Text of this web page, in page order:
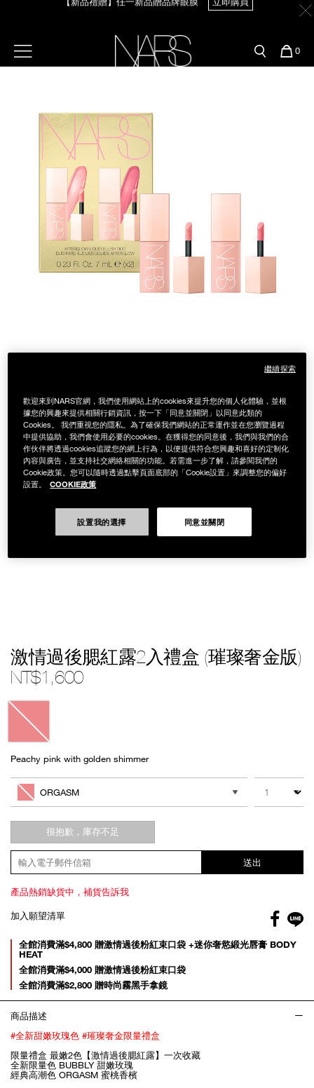
【8.6-8.9 限定】全館最高享14%回饋 立即購買
【8/3-8/10限定】限時輸碼贈迷你腮紅露
新客首購輸＜WELCOME＞享9折
選單"
您
0
預約金曲獎妝容
官網獨家組合
水光頰彩系列
試用送到家
新客專屬優惠
舊客回購禮遇
彩盤及禮盒組
彩妝專欄
專業彩妝學院
/zh/
No.
999NAC0000229
激情過後腮紅露2入禮盒 (璀璨奢金版)
NT$1,600
Variations
Peachy pink with golden shimmer
to
cart
options
Product
Actions
其他色系
ORGASM
數量
很抱歉，庫存不足
送出
產品熱銷缺貨中，補貨告訴我
加入願望清單
Promotions
全館消費滿$4,800 贈激情過後粉紅束口袋 +迷你奢慾緞光唇膏 BODY
HEAT
全館消費滿$4,000 贈激情過後粉紅束口袋
全館消費滿$2,800 贈時尚霧黑手拿鏡
商品描述
#全新甜嫩玫瑰色 #璀璨奢金限量禮盒
限量禮盒 最嫩2色【激情過後腮紅露】一次收藏
全新限量色 BUBBLY 甜嫩玫瑰
經典高潮色 ORGASM 蜜桃香檳
歡迎來到NARS官網，我們使用網站上的cookies來提升您的個人化體驗，並根
據您的興趣來提供相關行銷資訊，按一下「同意並關閉」以同意此類的
Cookies。 我們重視您的隱私。為了確保我們網站的正常運作並在您瀏覽過程
中提供協助，我們會使用必要的cookies。在獲得您的同意後，我們與我們的合
作伙伴將透過cookies追蹤您的網上行為，以便提供符合您興趣和喜好的定制化
內容與廣告，並支持社交網絡相關的功能。若需進一步了解，請參閱我們的
Cookie政策。您可以隨時透過點擊頁面底部的「Cookie設置」來調整您的偏好
設置。
COOKIE政策
設置我的選擇 同意並關閉
繼續探索